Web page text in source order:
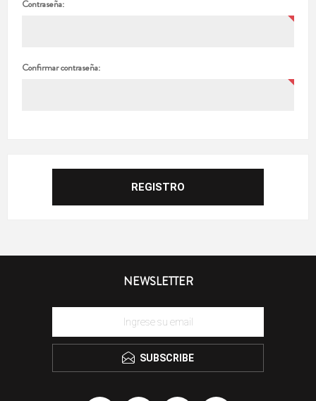
Contraseña:
Confirmar contraseña:
NEWSLETTER
SUBSCRIBE